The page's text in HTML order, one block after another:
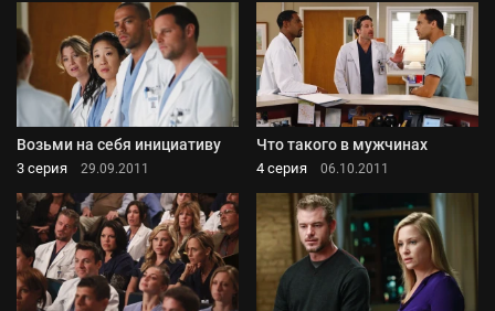
Возьми на себя инициативу
3 серия 29.09.2011
Что такого в мужчинах
4 серия 06.10.2011